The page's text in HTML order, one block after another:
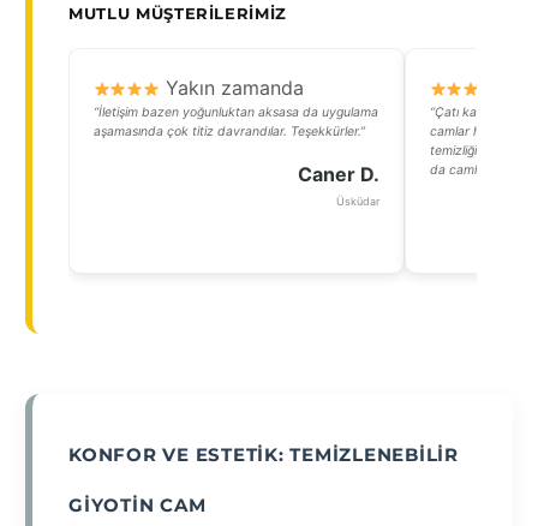
MUTLU MÜŞTERILERIMIZ
Yakın zamanda
“İletişim bazen yoğunluktan aksasa da uygulama
aşamasında çok titiz davrandılar. Teşekkürler.”
Caner D.
Üsküdar
“Çatı katımdaki
camlar hem
temizliği çok
da camları
KONFOR VE ESTETIK: TEMIZLENEBILIR
GIYOTIN CAM